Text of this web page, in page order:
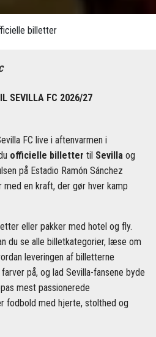
SEVILLA FC 2026/27
FC live i aftenvarmen i
officielle billetter til Sevillaog
på Estadio Ramón Sánchez
med en kraft, der gør hver kamp
eller pakker med hotel og fly.
du se alle billetkategorier, læse om
leveringen af billetterne
på, og lad Sevilla-fansene byde
mest passionerede
fodbold med hjerte, stolthed og